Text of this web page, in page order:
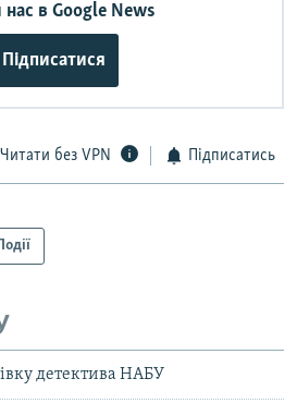
нас в Google News
Підписатися
Читати без VPN Підписатись
детектива НАБУ